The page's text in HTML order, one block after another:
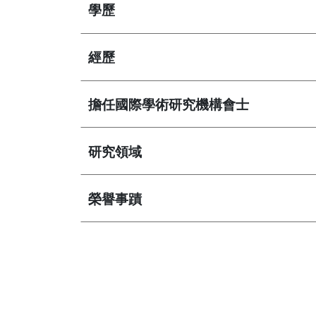
學歷
經歷
擔任國際學術研究機構會士
研究領域
榮譽事蹟